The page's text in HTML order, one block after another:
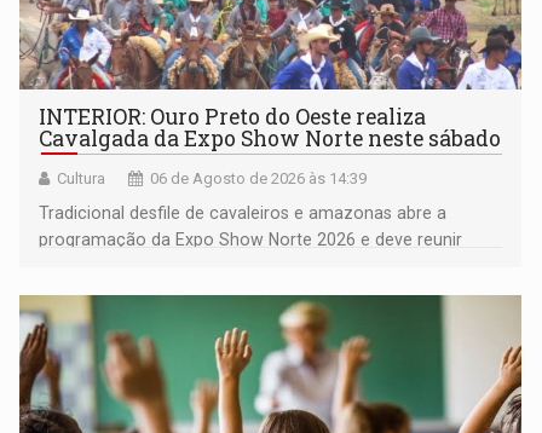
INTERIOR: Ouro Preto do Oeste realiza
Cavalgada da Expo Show Norte neste sábado
Cultura 06 de Agosto de 2026 às 14:39
Tradicional desfile de cavaleiros e amazonas abre a
programação da Expo Show Norte 2026 e deve reunir